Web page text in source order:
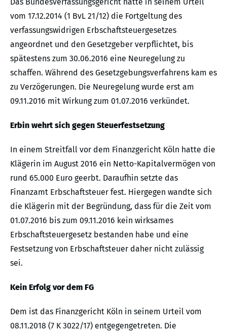
vom 17.12.2014 (1 BvL 21/12) die Fortgeltung des
verfassungswidrigen Erbschaftsteuergesetzes
angeordnet und den Gesetzgeber verpflichtet, bis
spätestens zum 30.06.2016 eine Neuregelung zu
schaffen. Während des Gesetzgebungsverfahrens kam es
zu Verzögerungen. Die Neuregelung wurde erst am
09.11.2016 mit Wirkung zum 01.07.2016 verkündet.
Erbin wehrt sich gegen Steuerfestsetzung
In einem Streitfall vor dem Finanzgericht Köln hatte die
Klägerin im August 2016 ein Netto-Kapitalvermögen von
rund 65.000 Euro geerbt. Daraufhin setzte das
Finanzamt Erbschaftsteuer fest. Hiergegen wandte sich
die Klägerin mit der Begründung, dass für die Zeit vom
01.07.2016 bis zum 09.11.2016 kein wirksames
Erbschaftsteuergesetz bestanden habe und eine
Festsetzung von Erbschaftsteuer daher nicht zulässig
sei.
Kein Erfolg vor dem FG
Dem ist das Finanzgericht Köln in seinem Urteil vom
08.11.2018 (7 K 3022/17) entgegengetreten. Die